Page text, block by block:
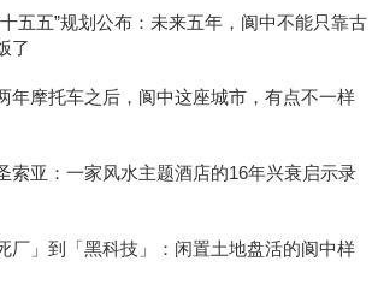
十五五”规划公布：未来五年，阆中不能只靠古
了
年摩托车之后，阆中这座城市，有点不一样
索亚：一家风水主题酒店的16年兴衰启示录
厂」到「黑科技」：闲置土地盘活的阆中样